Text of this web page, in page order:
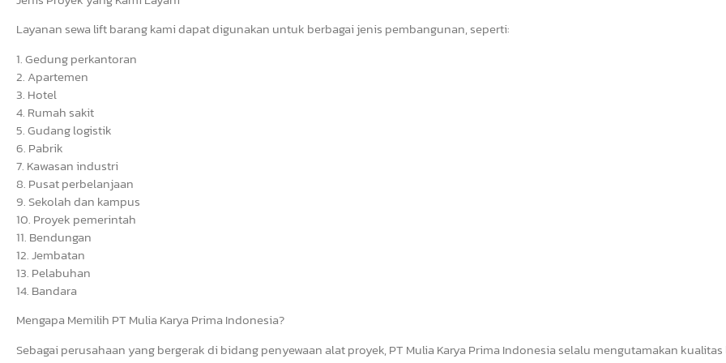
Layanan sewa lift barang kami dapat digunakan untuk berbagai jenis pembangunan, seperti:
1. Gedung perkantoran
2. Apartemen
3. Hotel
4. Rumah sakit
5. Gudang logistik
6. Pabrik
7. Kawasan industri
8. Pusat perbelanjaan
9. Sekolah dan kampus
10. Proyek pemerintah
11. Bendungan
12. Jembatan
13. Pelabuhan
14. Bandara
Mengapa Memilih PT Mulia Karya Prima Indonesia?
Sebagai perusahaan yang bergerak di bidang penyewaan alat proyek, PT Mulia Karya Prima Indonesia selalu mengutamakan